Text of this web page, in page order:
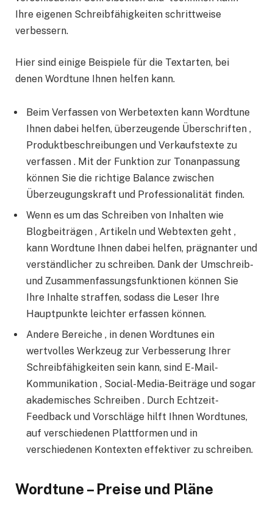
Ihre eigenen Schreibfähigkeiten schrittweise
verbessern.
Hier sind einige Beispiele für die Textarten, bei
denen Wordtune Ihnen helfen kann.
Beim Verfassen von Werbetexten kann Wordtune
Ihnen dabei helfen, überzeugende Überschriften ,
Produktbeschreibungen und Verkaufstexte zu
verfassen . Mit der Funktion zur Tonanpassung
können Sie die richtige Balance zwischen
Überzeugungskraft und Professionalität finden.
Wenn es um das Schreiben von Inhalten wie
Blogbeiträgen , Artikeln und Webtexten geht ,
kann Wordtune Ihnen dabei helfen, prägnanter und
verständlicher zu schreiben. Dank der Umschreib-
und Zusammenfassungsfunktionen können Sie
Ihre Inhalte straffen, sodass die Leser Ihre
Hauptpunkte leichter erfassen können.
Andere Bereiche , in denen Wordtunes ein
wertvolles Werkzeug zur Verbesserung Ihrer
Schreibfähigkeiten sein kann, sind E-Mail-
Kommunikation , Social-Media-Beiträge und sogar
akademisches Schreiben . Durch Echtzeit-
Feedback und Vorschläge hilft Ihnen Wordtunes,
auf verschiedenen Plattformen und in
verschiedenen Kontexten effektiver zu schreiben.
Wordtune – Preise und Pläne